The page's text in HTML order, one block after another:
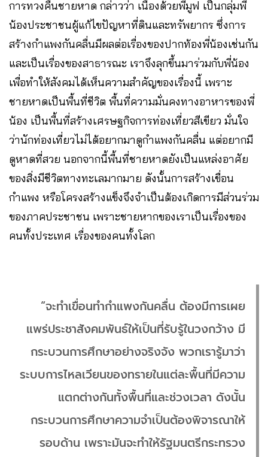
การทวงคืนชายหาด กล่าวว่า เนื่องด้วยพีมูฟ เป็นกลุ่มพี่
น้องประชาชนผู้แก้ไขปัญหาที่ดินและทรัพยากร ซึ่งการ
สร้างกำแพงกันคลื่นมีผลต่อเรื่องของปากท้องพี่น้องเช่นกัน
และเป็นเรื่องของสาธารณะ เราจึงลุกขึ้นมาร่วมกับพี่น้อง
เพื่อทำให้สังคมได้เห็นความสำคัญของเรื่องนี้ เพราะ
ชายหาดเป็นพื้นที่ชีวิต พื้นที่ความมั่นคงทางอาหารของพี่
น้อง เป็นพื้นที่สร้างเศรษฐกิจการท่องเที่ยวสีเขียว มั่นใจ
ว่านักท่องเที่ยวไม่ได้อยากมาดูกำแพงกันคลื่น แต่อยากมี
ดูหาดที่สวย นอกจากนี้พื้นที่ชายหาดยังเป็นแหล่งอาศัย
ของสิ่งมีชีวิตทางทะเลมากมาย ดังนั้นการสร้างเขื่อน
กำแพง หรือโครงสร้างแข็งจึงจำเป็นต้องเกิดการมีส่วนร่วม
ของภาคประชาชน เพราะชายหากของเราเป็นเรื่องของ
คนทั้งประเทศ เรื่องของคนทั้งโลก
“จะทำเขื่อนทำกำแพงกันคลื่น ต้องมีการเผย
แพร่ประชาสังคมพันธ์ให้เป็นที่รับรู้ในวงกว้าง มี
กระบวนการศึกษาอย่างจริงจัง พวกเรารู้มาว่า
ระบบการไหลเวียนของทรายในแต่ละพื้นที่มีความ
แตกต่างกันทั้งพื้นที่และช่วงเวลา ดังนั้น
กระบวนการศึกษาความจำเป็นต้องพิจารณาให้
รอบด้าน เพราะมันจะทำให้รัฐมนตรีกระทรวง